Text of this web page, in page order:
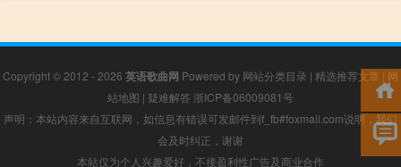
Copyright © 2012 - 2026 英语歌曲网 Powered by 网站分类目录 | 精选推荐文章 | 网
站地图 | 疑难解答 浙ICP备06009081号
声明：本站内容来自互联网，如信息有错误可发邮件到f_fb#foxmail.com说明，我们
会及时纠正，谢谢
本站仅为个人兴趣爱好，不接盈利性广告及商业合作